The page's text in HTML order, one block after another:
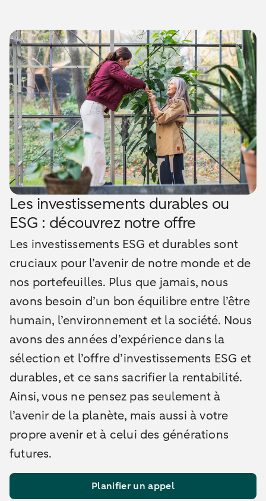
Les investissements durables ou
ESG : découvrez notre offre
Les investissements ESG et durables sont
cruciaux pour l’avenir de notre monde et de
nos portefeuilles. Plus que jamais, nous
avons besoin d’un bon équilibre entre l’être
humain, l’environnement et la société. Nous
avons des années d’expérience dans la
sélection et l’offre d’investissements ESG et
durables, et ce sans sacrifier la rentabilité.
Ainsi, vous ne pensez pas seulement à
l’avenir de la planète, mais aussi à votre
propre avenir et à celui des générations
futures.
Planifier un appel